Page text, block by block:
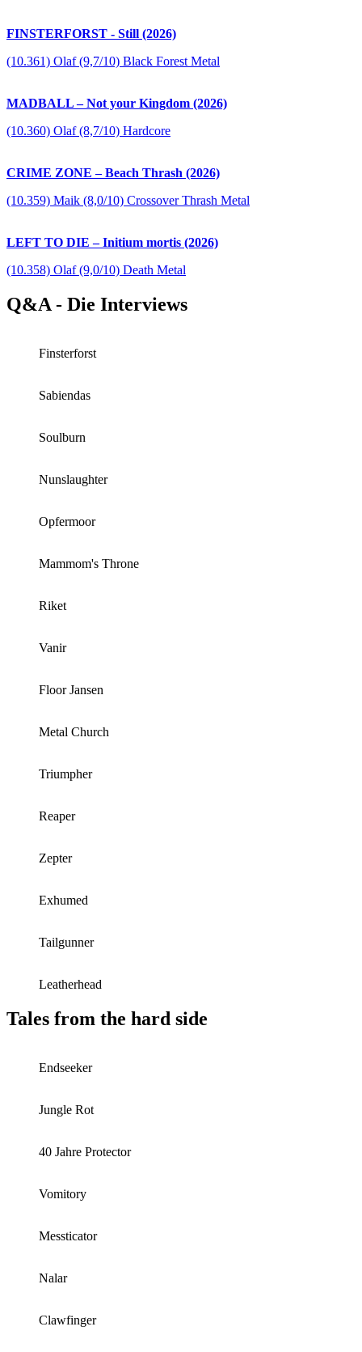
FINSTERFORST - Still (2026)
(10.361) Olaf (9,7/10) Black Forest Metal
MADBALL – Not your Kingdom (2026)
(10.360) Olaf (8,7/10) Hardcore
CRIME ZONE – Beach Thrash (2026)
(10.359) Maik (8,0/10) Crossover Thrash Metal
LEFT TO DIE – Initium mortis (2026)
(10.358) Olaf (9,0/10) Death Metal
Q&A - Die Interviews
Finsterforst
Sabiendas
Soulburn
Nunslaughter
Opfermoor
Mammom's Throne
Riket
Vanir
Floor Jansen
Metal Church
Triumpher
Reaper
Zepter
Exhumed
Tailgunner
Leatherhead
Tales from the hard side
Endseeker
Jungle Rot
40 Jahre Protector
Vomitory
Messticator
Nalar
Clawfinger